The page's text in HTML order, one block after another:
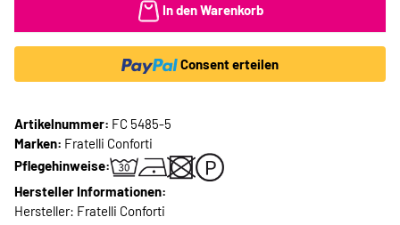
In den Warenkorb
Consent erteilen
Artikelnummer: FC 5485-5
Marken: Fratelli Conforti
Pflegehinweise:
Hersteller Informationen:
Hersteller: Fratelli Conforti